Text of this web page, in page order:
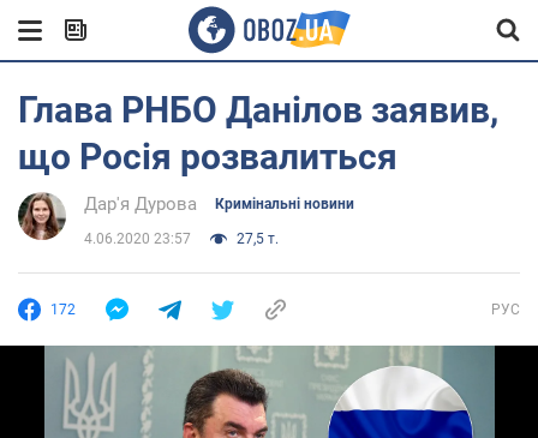
Глава РНБО Данілов заявив,
що Росія розвалиться
Дар'я Дурова Кримінальні новини
4.06.2020 23:57 27,5 т.
172 РУС